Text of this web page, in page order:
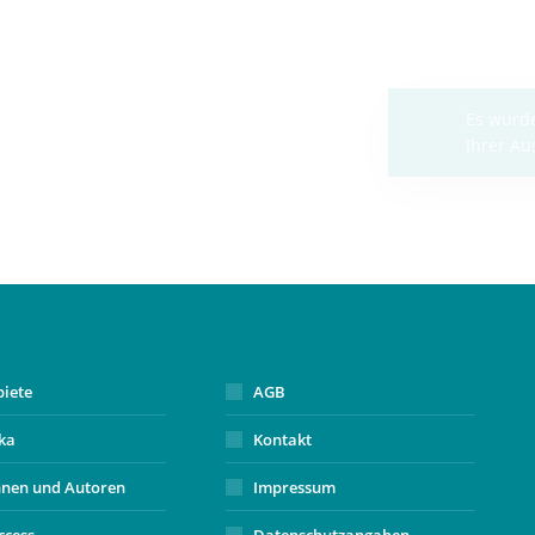
und Autoren
AGB
Kontakt
Impressum